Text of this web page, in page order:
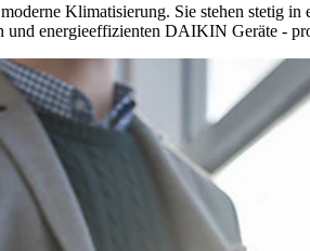
Klimatisierung. Sie stehen stetig
energieeffizienten DAIKIN Geräte -